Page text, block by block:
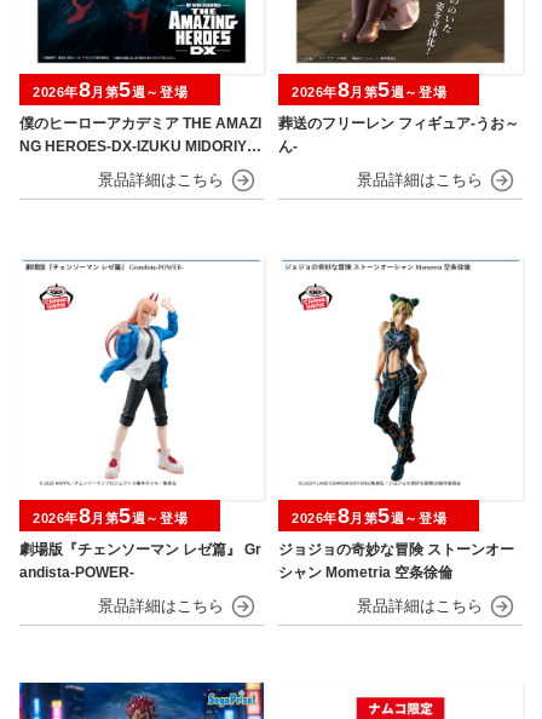
僕のヒーローアカデミア THE AMAZI
NG HEROES-DX-IZUKU MIDORIYA
OVERLAY Ⅱ
2026年8月第5週～登場
葬送のフリーレン フィギュア-うお～
ん-
2026年8月第5週～登場
劇場版『チェンソーマン レゼ篇』 Gr
andista-POWER-
2026年8月第5週～登場
ジョジョの奇妙な冒険 ストーンオー
シャン Mometria 空条徐倫
2026年8月第5週～登場